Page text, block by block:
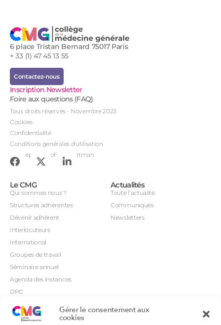
Gérer le consentement aux
cookies
6 place Tristan Bernard 75017 Paris
+ 33 (1) 47 45 13 55
Contactez-nous
Inscription Newsletter
Foire aux questions (FAQ)
Tous droits réservés - Novembre 2023
Cookies
Confidentialité
Conditions générales d'utilisation
Conception : John Brightman
Le CMG
Qui sommes nous ?
Structures adhérentes
Dévenir adhérent
Interlocuteurs
International
Groupes de travail
Séminaire annuel
Agenda des instances
DPC
CSI
Orientations prioritaires
Actualités
Toute l’actualité
Communiqués
Newsletters